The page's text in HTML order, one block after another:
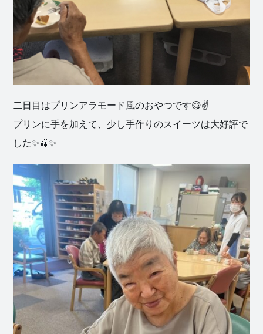
二日目はプリンアラモード風のおやつです😋✌️
プリンに手を加えて、少し手作りのスイーツは大好評で
した✨🍒✨